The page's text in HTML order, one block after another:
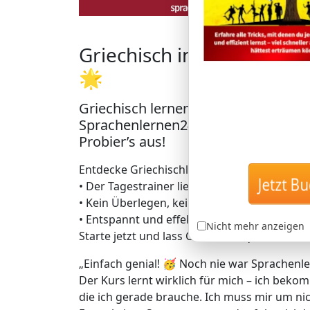
Griechisch in Rekordzeit
🌟
Griechisch lernen mit der
Sprachenlernen24: Lerne
Probier’s aus!
Entdecke Griechischlernen auf geniale Art
• Der Tagestrainer liefert dir täglich genau
• Kein Überlegen, keine
• Entspannt und effektiv zu bis zu 5.000
Starte jetzt und lass Griechisch quasi von
„Einfach genial! 🥳 Noch nie war
Der Kurs lernt wirklich für mich – ich
die ich gerade brauche. Ich muss mir um
Jetzt
Nicht mehr anzeigen